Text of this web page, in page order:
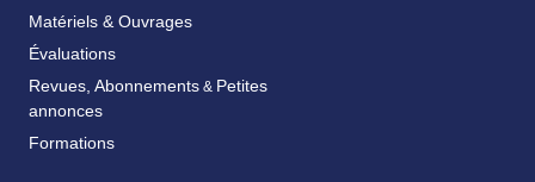
Matériels & Ouvrages
Évaluations
Revues, Abonnements & Petites
annonces
Formations